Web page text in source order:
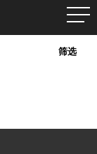
筛选